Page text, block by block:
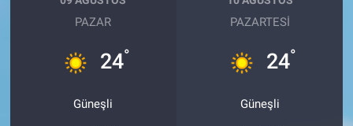
PAZAR
24°
Güneşli
PAZARTESI
24°
Güneşli